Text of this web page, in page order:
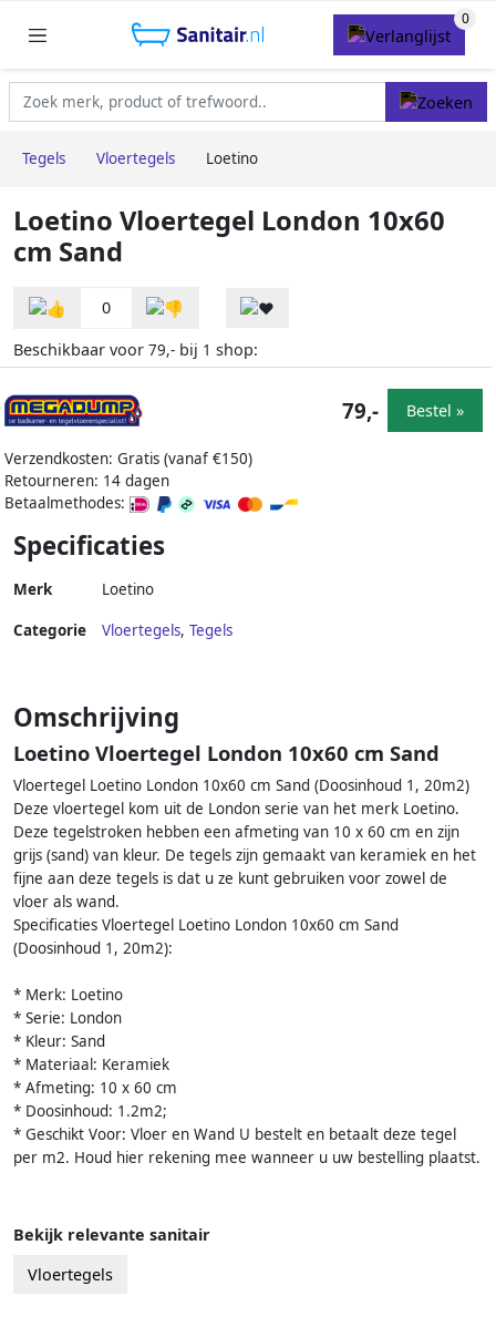
Tegels Vloertegels Loetino
Loetino Vloertegel London 10x60
cm Sand
0
Beschikbaar voor 79,- bij 1 shop:
Verzendkosten: Gratis (vanaf €150)
Retourneren: 14 dagen
Betaalmethodes:
79,- Bestel »
Specificaties
Merk Loetino
Categorie Vloertegels, Tegels
Omschrijving
Loetino Vloertegel London 10x60 cm Sand
Vloertegel Loetino London 10x60 cm Sand (Doosinhoud 1, 20m2)
Deze vloertegel kom uit de London serie van het merk Loetino.
Deze tegelstroken hebben een afmeting van 10 x 60 cm en zijn
grijs (sand) van kleur. De tegels zijn gemaakt van keramiek en het
fijne aan deze tegels is dat u ze kunt gebruiken voor zowel de
vloer als wand.
Specificaties Vloertegel Loetino London 10x60 cm Sand
(Doosinhoud 1, 20m2):
* Merk: Loetino
* Serie: London
* Kleur: Sand
* Materiaal: Keramiek
* Afmeting: 10 x 60 cm
* Doosinhoud: 1.2m2;
* Geschikt Voor: Vloer en Wand U bestelt en betaalt deze tegel
per m2. Houd hier rekening mee wanneer u uw bestelling plaatst.
Bekijk relevante sanitair
Vloertegels